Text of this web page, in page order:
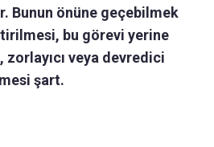
Bunun önüne geçebilmek
bu görevi yerine
veya devredici
şart.